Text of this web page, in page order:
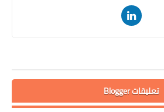
تعليقات Blogger